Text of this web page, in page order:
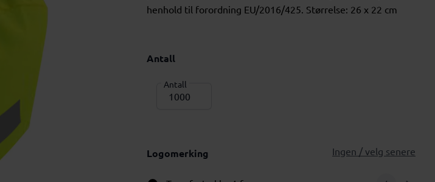
henhold til forordning EU/2016/425. Størrelse: 26 x 22 cm
Antall
Antall
Logomerking Ingen / velg senere